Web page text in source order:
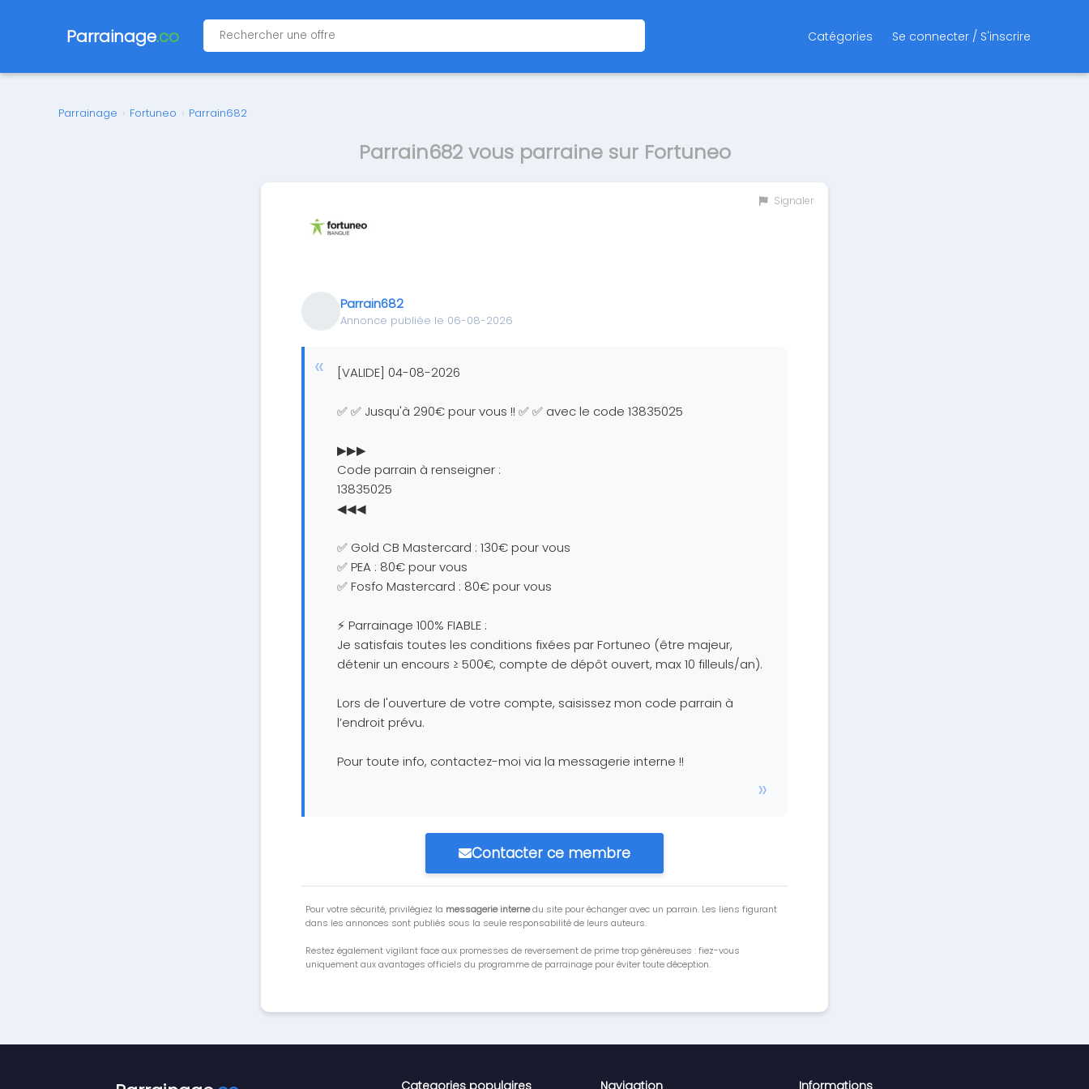
Parrainage.co Catégories Se connecter / S'inscrire
Parrainage › Fortuneo › Parrain682
Parrain682 vous parraine sur Fortuneo
Signaler
Parrain682
Annonce publiée le 06-08-2026
[VALIDE] 04-08-2026
✅ ✅ Jusqu'à 290€ pour vous !! ✅ ✅ avec le code 13835025
▶▶▶
Code parrain à renseigner :
13835025
◀◀◀
✅ Gold CB Mastercard : 130€ pour vous
✅ PEA : 80€ pour vous
✅ Fosfo Mastercard : 80€ pour vous
⚡ Parrainage 100% FIABLE :
Je satisfais toutes les conditions fixées par Fortuneo (être majeur,
détenir un encours ≥ 500€, compte de dépôt ouvert, max 10 filleuls/an).
Lors de l'ouverture de votre compte, saisissez mon code parrain à
l’endroit prévu.
Pour toute info, contactez-moi via la messagerie interne !!
Contacter ce membre
Pour votre sécurité, privilégiez la messagerie internedu site pour échanger avec un parrain. Les liens figurant
dans les annonces sont publiés sous la seule responsabilité de leurs auteurs.
Restez également vigilant face aux promesses de reversement de prime trop généreuses : fiez-vous
uniquement aux avantages officiels du programme de parrainage pour éviter toute déception.
Categories populaires Navigation Informations